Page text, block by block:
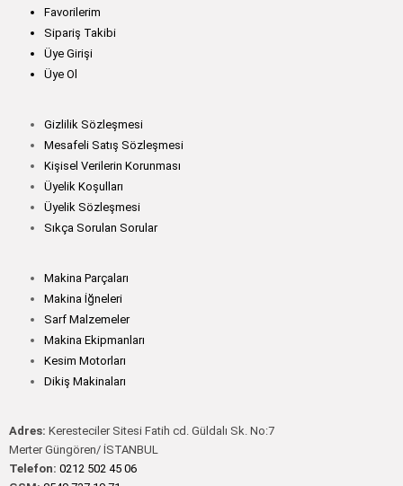
Favorilerim
Sipariş Takibi
Üye Girişi
Üye Ol
Gizlilik Sözleşmesi
Mesafeli Satış Sözleşmesi
Kişisel Verilerin Korunması
Üyelik Koşulları
Üyelik Sözleşmesi
Sıkça Sorulan Sorular
Makina Parçaları
Makina İğneleri
Sarf Malzemeler
Makina Ekipmanları
Kesim Motorları
Dikiş Makinaları
Adres: Keresteciler Sitesi Fatih cd. Güldalı Sk. No:7
Merter Güngören/ İSTANBUL
Telefon: 0212 502 45 06